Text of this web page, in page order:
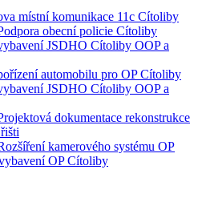
místní komunikace 11c Cítoliby
obecní policie Cítoliby
JSDHO Cítoliby OOP a
automobilu pro OP Cítoliby
JSDHO Cítoliby OOP a
dokumentace rekonstrukce
kamerového systému OP
OP Cítoliby